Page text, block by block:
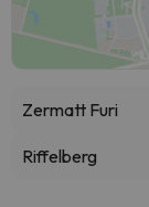
Zermatt Furi
Riffelberg